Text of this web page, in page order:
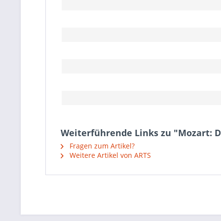
Weiterführende Links zu "Mozart:
Fragen zum Artikel?
Weitere Artikel von ARTS